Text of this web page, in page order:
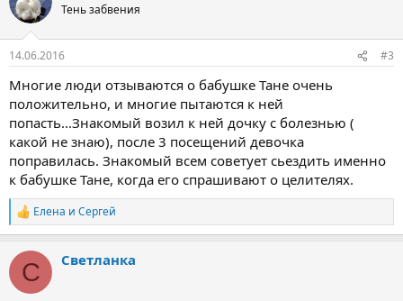
Тень забвения
14.06.2016 #3
Многие люди отзываются о бабушке Тане очень
положительно, и многие пытаются к ней
попасть...Знакомый возил к ней дочку с болезнью (
какой не знаю), после 3 посещений девочка
поправилась. Знакомый всем советует сьездить именно
к бабушке Тане, когда его спрашивают о целителях.
Р
е
к
и
Елена и Сергей
С Светланка